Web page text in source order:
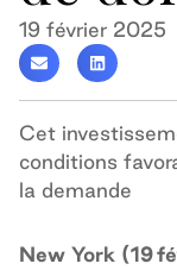
19 février 2025
Cet
conditions
la demande
New York (19